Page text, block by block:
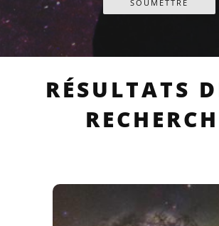
RÉSULTATS